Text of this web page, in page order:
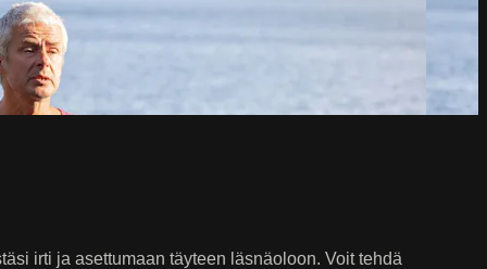
irti ja asettumaan täyteen läsnäoloon. Voit tehdä